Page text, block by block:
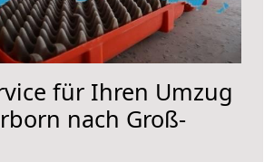
für Ihren Umzug
nach Groß-